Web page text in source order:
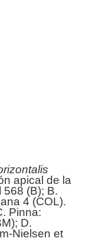
apical de la
568 (B); B.
4 (COL).
Pinna:
D.
Nielsen et